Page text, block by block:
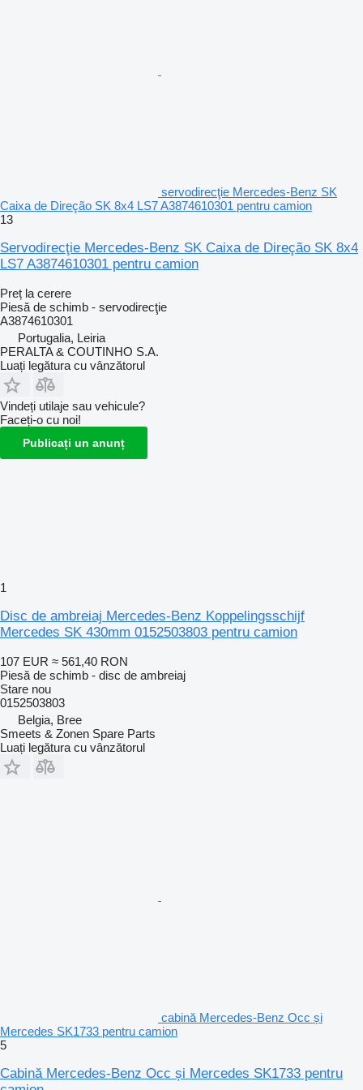
servodirecţie Mercedes-Benz SK
Caixa de Direção SK 8x4 LS7 A3874610301 pentru camion
13
Servodirecţie Mercedes-Benz SK Caixa de Direção SK 8x4
LS7 A3874610301 pentru camion
Preț la cerere
Piesă de schimb - servodirecţie
A3874610301
Portugalia, Leiria
PERALTA & COUTINHO S.A.
Luați legătura cu vânzătorul
Vindeți utilaje sau vehicule?
Faceți-o cu noi!
Publicați un anunț
1
Disc de ambreiaj Mercedes-Benz Koppelingsschijf
Mercedes SK 430mm 0152503803 pentru camion
107 EUR ≈ 561,40 RON
Piesă de schimb - disc de ambreiaj
Stare nou
0152503803
Belgia, Bree
Smeets & Zonen Spare Parts
Luați legătura cu vânzătorul
cabină Mercedes-Benz Occ și
Mercedes SK1733 pentru camion
5
Cabină Mercedes-Benz Occ și Mercedes SK1733 pentru